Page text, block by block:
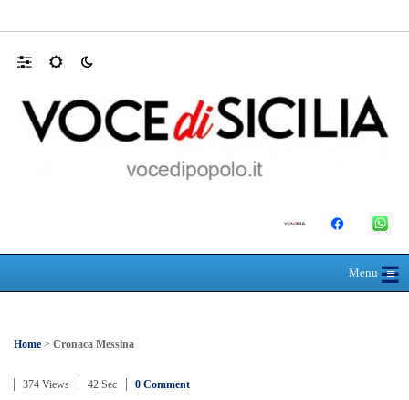
Menu≡
☰
Home > Cronaca Messina
374 Views 42 Sec 0 Comment